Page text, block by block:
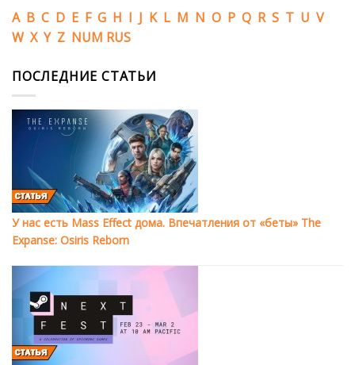
A B C D E F G H I J K L M N O P Q R S T U V
W X Y Z NUM RUS
ПОСЛЕДНИЕ СТАТЬИ
У нас есть Mass Effect дома. Впечатления от «беты» The
Expanse: Osiris Reborn